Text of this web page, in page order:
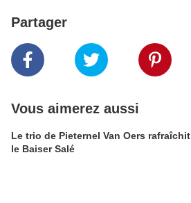
Partager
Vous aimerez aussi
Le trio de Pieternel Van Oers rafraîchit
le Baiser Salé